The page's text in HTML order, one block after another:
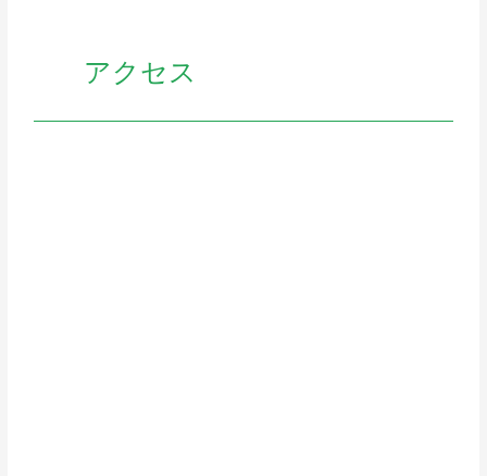
アクセス